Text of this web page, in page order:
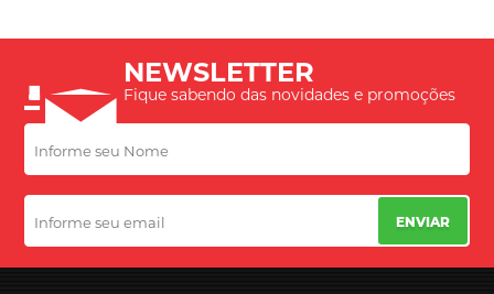
NEWSLETTER
Fique sabendo das novidades e promoções
ENVIAR